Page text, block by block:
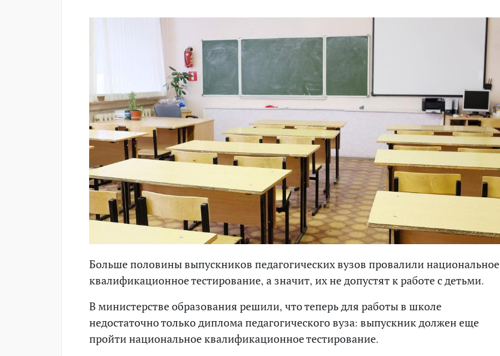
Больше половины выпускников педагогических вузов провалили национальное
квалификационное тестирование, а значит, их не допустят к работе с детьми.
В министерстве образования решили, что теперь для работы в школе
недостаточно только диплома педагогического вуза: выпускник должен еще
пройти национальное квалификационное тестирование.